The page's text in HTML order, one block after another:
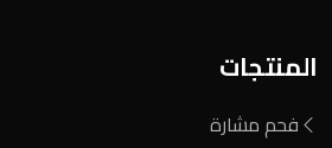
المنتجات
فحم مشارة